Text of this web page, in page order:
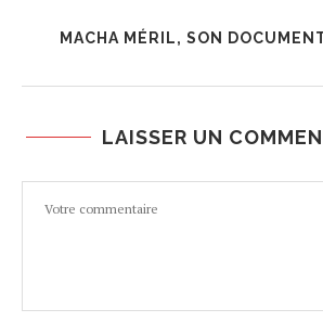
MACHA MÉRIL, SON
LAISSER UN